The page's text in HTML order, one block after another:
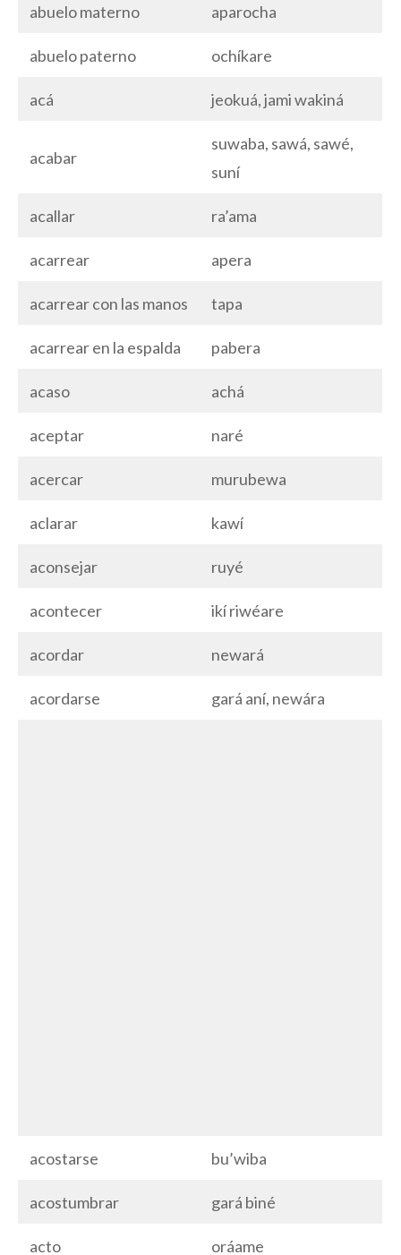
abuelo materno aparocha
abuelo paterno ochíkare
acá jeokuá, jami wakiná
acabar
suwaba, sawá, sawé,
suní
acallar ra’ama
acarrear apera
acarrear con las manos tapa
acarrear en la espalda pabera
acaso achá
aceptar naré
acercar murubewa
aclarar kawí
aconsejar ruyé
acontecer ikí riwéare
acordar newará
acordarse gará aní, newára
acostarse bu’wiba
acostumbrar gará biné
acto oráame